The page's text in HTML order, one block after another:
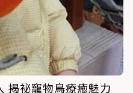
揭祕寵物鳥療癒魅力